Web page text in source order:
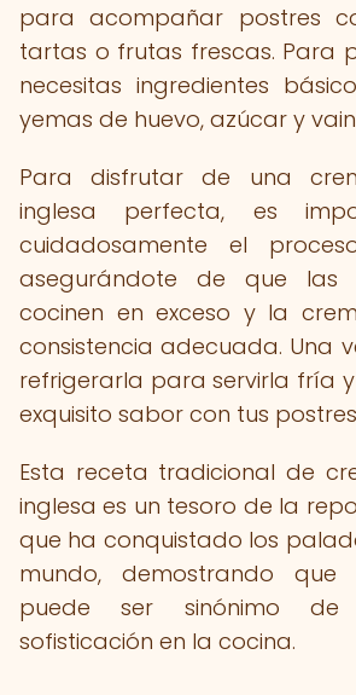
para acompañar postres
tartas o frutas frescas. Para
necesitas ingredientes
yemas de huevo, azúcar y
Para disfrutar de una
inglesa perfecta, es
cuidadosamente el
asegurándote de que las
cocinen en exceso y la
consistencia adecuada. Una
refrigerarla para servirla fría
exquisito sabor con tus
Esta receta tradicional de
inglesa es un tesoro de la
que ha conquistado los
mundo, demostrando que
puede ser sinónimo
sofisticación en la cocina.